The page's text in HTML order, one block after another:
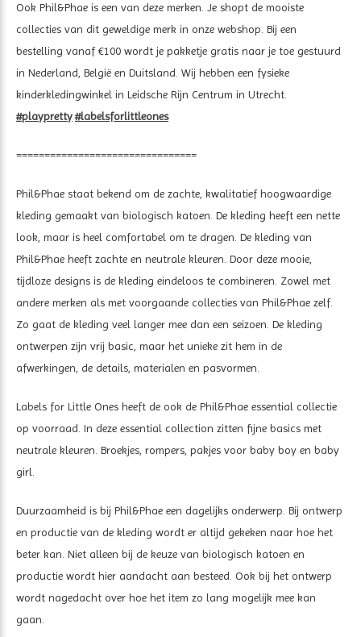
Ook Phil&Phae is een van deze merken. Je shopt de mooiste
collecties van dit geweldige merk in onze webshop. Bij een
bestelling vanaf €100 wordt je pakketje gratis naar je toe gestuurd
in Nederland, België en Duitsland. Wij hebben een fysieke
kinderkledingwinkel in Leidsche Rijn Centrum in Utrecht.
#playpretty#labelsforlittleones
================================
Phil&Phae staat bekend om de zachte, kwalitatief hoogwaardige
kleding gemaakt van biologisch katoen. De kleding heeft een nette
look, maar is heel comfortabel om te dragen. De kleding van
Phil&Phae heeft zachte en neutrale kleuren. Door deze mooie,
tijdloze designs is de kleding eindeloos te combineren. Zowel met
andere merken als met voorgaande collecties van Phil&Phae zelf.
Zo gaat de kleding veel langer mee dan een seizoen. De kleding
ontwerpen zijn vrij basic, maar het unieke zit hem in de
afwerkingen, de details, materialen en pasvormen.
Labels for Little Ones heeft de ook de Phil&Phae essential collectie
op voorraad. In deze essential collection zitten fijne basics met
neutrale kleuren. Broekjes, rompers, pakjes voor baby boy en baby
girl.
Duurzaamheid is bij Phil&Phae een dagelijks onderwerp. Bij ontwerp
en productie van de kleding wordt er altijd gekeken naar hoe het
beter kan. Niet alleen bij de keuze van biologisch katoen en
productie wordt hier aandacht aan besteed. Ook bij het ontwerp
wordt nagedacht over hoe het item zo lang mogelijk mee kan
gaan.